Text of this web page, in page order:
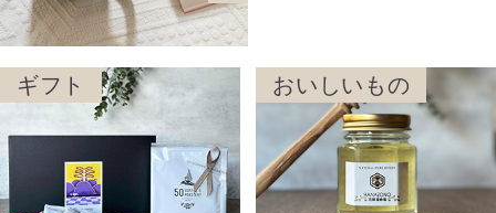
ギフト おいしいもの